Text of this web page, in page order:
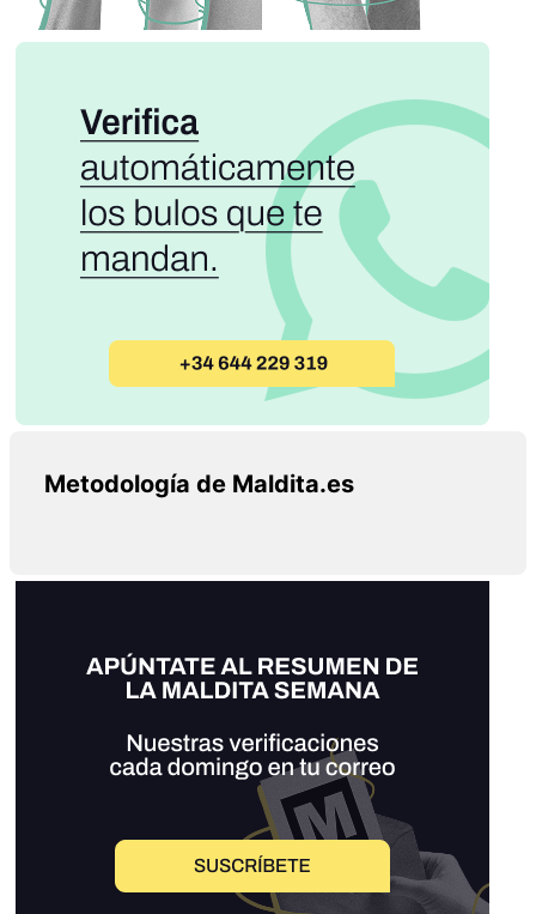
Metodología de Maldita.es